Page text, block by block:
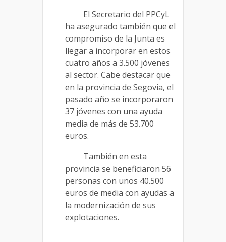
El Secretario del PPCyL
ha asegurado también que el
compromiso de la Junta es
llegar a incorporar en estos
cuatro años a 3.500 jóvenes
al sector. Cabe destacar que
en la provincia de Segovia, el
pasado año se incorporaron
37 jóvenes con una ayuda
media de más de 53.700
euros.
También en esta
provincia se beneficiaron 56
personas con unos 40.500
euros de media con ayudas a
la modernización de sus
explotaciones.